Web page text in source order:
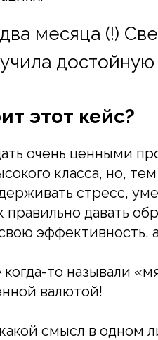
месяца (!)
этот кейс?
очень ценными
класса, но,
стресс,
правильно давать
эффективность,
то называли
валютой!
смысл в одном